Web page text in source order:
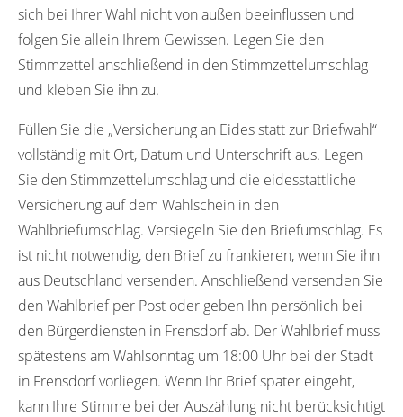
sich bei Ihrer Wahl nicht von außen beeinflussen und
folgen Sie allein Ihrem Gewissen. Legen Sie den
Stimmzettel anschließend in den Stimmzettelumschlag
und kleben Sie ihn zu.
Füllen Sie die „Versicherung an Eides statt zur Briefwahl“
vollständig mit Ort, Datum und Unterschrift aus. Legen
Sie den Stimmzettelumschlag und die eidesstattliche
Versicherung auf dem Wahlschein in den
Wahlbriefumschlag. Versiegeln Sie den Briefumschlag. Es
ist nicht notwendig, den Brief zu frankieren, wenn Sie ihn
aus Deutschland versenden. Anschließend versenden Sie
den Wahlbrief per Post oder geben Ihn persönlich bei
den Bürgerdiensten in Frensdorf ab. Der Wahlbrief muss
spätestens am Wahlsonntag um 18:00 Uhr bei der Stadt
in Frensdorf vorliegen. Wenn Ihr Brief später eingeht,
kann Ihre Stimme bei der Auszählung nicht berücksichtigt